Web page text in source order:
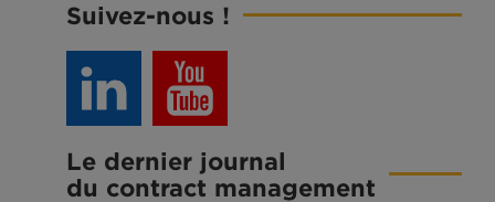
Suivez-nous !
Le dernier journal
du contract management